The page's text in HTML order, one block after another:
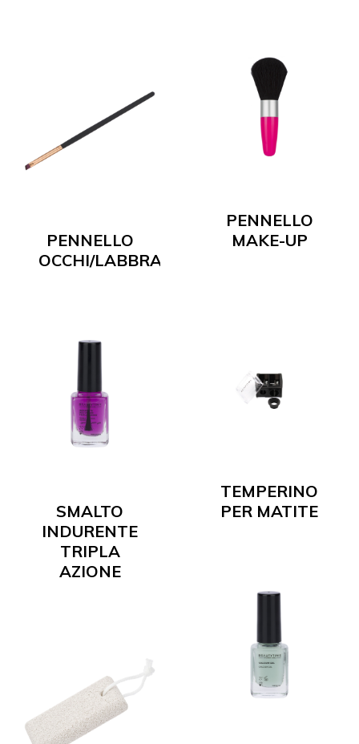
PENNELLO
MAKE-UP
PENNELLO
OCCHI/LABBRA
TEMPERINO
PER MATITE
SMALTO
INDURENTE
TRIPLA
AZIONE